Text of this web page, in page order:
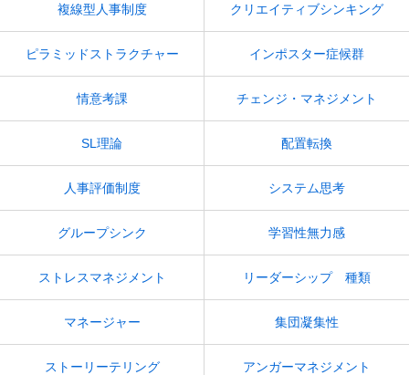
複線型人事制度 クリエイティブシンキング
ピラミッドストラクチャー インポスター症候群
情意考課 チェンジ・マネジメント
SL理論 配置転換
人事評価制度 システム思考
グループシンク 学習性無力感
ストレスマネジメント リーダーシップ 種類
マネージャー 集団凝集性
ストーリーテリング アンガーマネジメント